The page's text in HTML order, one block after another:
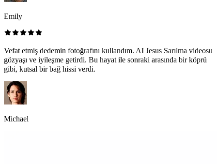
Emily
Vefat etmiş dedemin fotoğrafını kullandım. AI Jesus Sarılma videosu
gözyaşı ve iyileşme getirdi. Bu hayat ile sonraki arasında bir köprü
gibi, kutsal bir bağ hissi verdi.
Michael